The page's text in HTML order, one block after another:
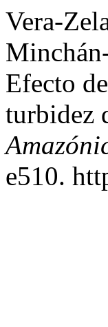
Vera-
Efecto
turbidez
e510.